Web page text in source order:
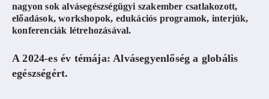
nagyon sok alvásegészségügyi szakember csatlakozott,
előadások, workshopok, edukációs programok, interjúk,
konferenciák létrehozásával.
A 2024-es év témája: Alvásegyenlőség a globális
egészségért.